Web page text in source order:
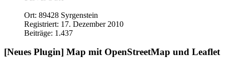
Ort: 89428 Syrgenstein
Registriert: 17. Dezember 2010
Beiträge: 1.437
[Neues Plugin] Map mit OpenStreetMap und Leaflet